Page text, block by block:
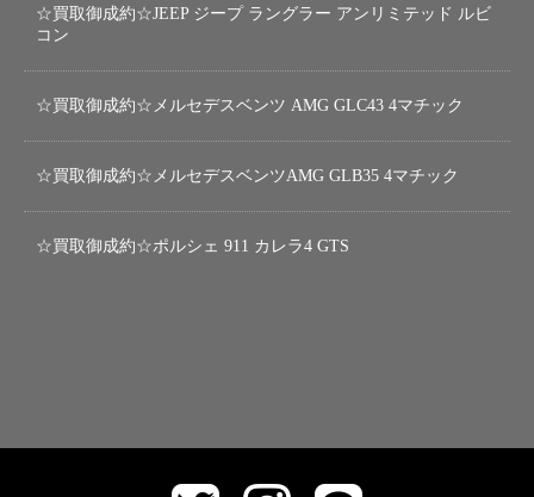
☆買取御成約☆JEEP ジープ ラングラー アンリミテッド ルビ
コン
☆買取御成約☆メルセデスベンツ AMG GLC43 4マチック
☆買取御成約☆メルセデスベンツAMG GLB35 4マチック
☆買取御成約☆ポルシェ 911 カレラ4 GTS